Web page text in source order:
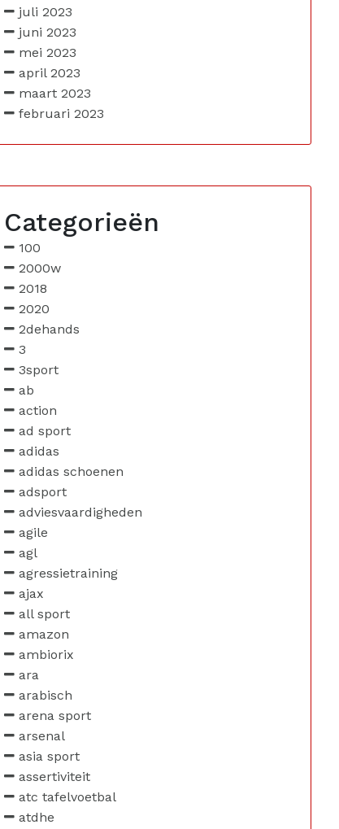
juli 2023
juni 2023
mei 2023
april 2023
maart 2023
februari 2023
Categorieën
100
2000w
2018
2020
2dehands
3
3sport
ab
action
ad sport
adidas
adidas schoenen
adsport
adviesvaardigheden
agile
agl
agressietraining
ajax
all sport
amazon
ambiorix
ara
arabisch
arena sport
arsenal
asia sport
assertiviteit
atc tafelvoetbal
atdhe